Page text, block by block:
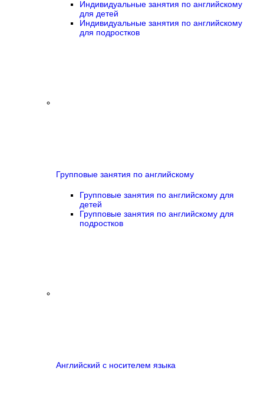
Индивидуальные занятия по английскому
для детей
Индивидуальные занятия по английскому
для подростков
Групповые занятия по английскому
Групповые занятия по английскому для
детей
Групповые занятия по английскому для
подростков
Английский с носителем языка